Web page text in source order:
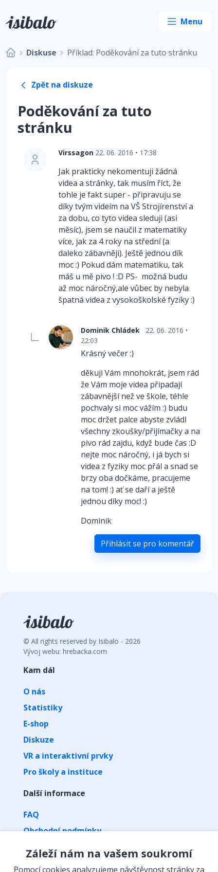
Diskuse Příklad: Poděkování za tuto stránku
Zpět na diskuze
Poděkování za tuto
stránku
Virssagon 22. 06. 2016 • 17:38
Jak prakticky nekomentuji žádná
videa a stránky, tak musím říct, že
tohle je fakt super - připravuju se
díky tvým videím na VŠ Strojírenství a
za dobu, co tyto videa sleduji (asi
měsíc), jsem se naučil z matematiky
více, jak za 4 roky na střední (a
daleko zábavněji). Ještě jednou dík
moc :) Pokud dám matematiku, tak
máš u mě pivo ! :D PS- možná budu
až moc náročný,ale vůbec by nebyla
špatná videa z vysokoškolské fyziky :)
Dominik Chládek
22. 06. 2016 •
22:03
Krásný večer :)
děkuji Vám mnohokrát, jsem rád
že Vám moje videa připadají
zábavnější než ve škole, téhle
pochvaly si moc vážím :) budu
moc držet palce abyste zvládl
všechny zkoušky/přijímačky a na
pivo rád zajdu, když bude čas :D
nejte moc náročný, i já bych si
videa z fyziky moc přál a snad se
brzy oba dočkáme, pracujeme
na tom! :) ať se daří a ještě
jednou díky moc! :)
Dominik
Přihlásit se pro komentář
© All rights reserved by Isibalo - 2026
Vývoj webu: hrebacka.com
Kam dál
O nás
Statistiky
E-shop
Diskuze
VR a interaktivní prvky
Pro školy a instituce
Další informace
FAQ
Obchodní podmínky
Zpracování osobních údajů
Záleží nám na vašem soukromí
Pomocí cookies analyzujeme návštěvnost stránky za